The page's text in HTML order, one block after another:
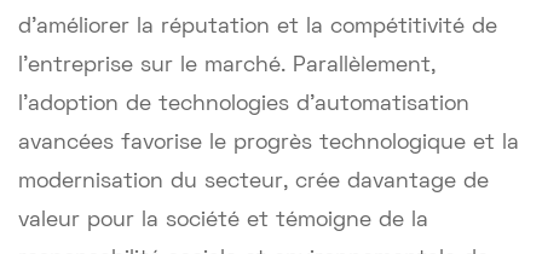
d'améliorer la réputation et la compétitivité de
l'entreprise sur le marché. Parallèlement,
l'adoption de technologies d'automatisation
avancées favorise le progrès technologique et la
modernisation du secteur, crée davantage de
valeur pour la société et témoigne de la